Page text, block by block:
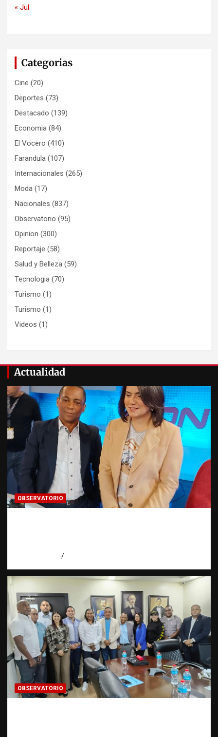
« Jul
Categorias
Cine (20)
Deportes (73)
Destacado (139)
Economia (84)
El Vocero (410)
Farandula (107)
Internacionales (265)
Moda (17)
Nacionales (837)
Observatorio (95)
Opinion (300)
Reportaje (58)
Salud y Belleza (59)
Tecnologia (70)
Turismo (1)
Turismo (1)
Videos (1)
Actualidad
OBSERVATORIO
OBSERVATORIO